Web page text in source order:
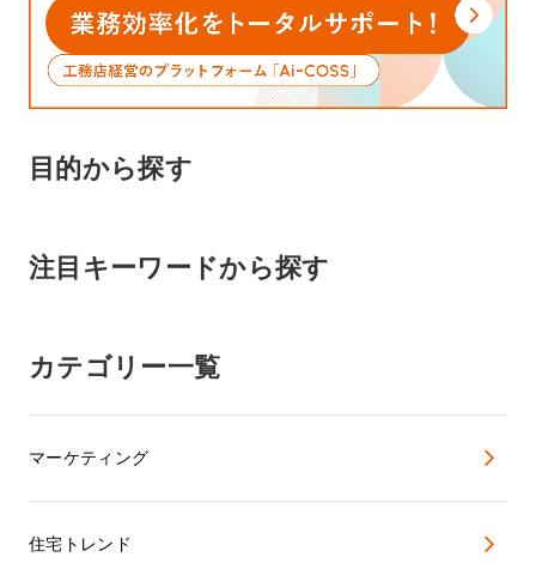
目的から探す
注目キーワードから探す
カテゴリー一覧
マーケティング
住宅トレンド